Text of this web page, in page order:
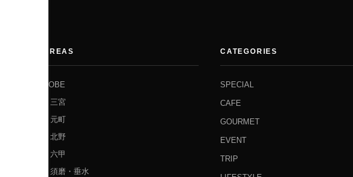
AREAS
KOBE
三宮
元町
北野
六甲
須磨・垂水
CATEGORIES
SPECIAL
CAFE
GOURMET
EVENT
TRIP